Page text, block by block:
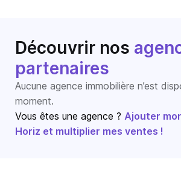
Découvrir nos
partenaires
Aucune agence immobilière n’est
moment.
Vous êtes une agence ? Ajouter
Horiz et multiplier mes ventes !